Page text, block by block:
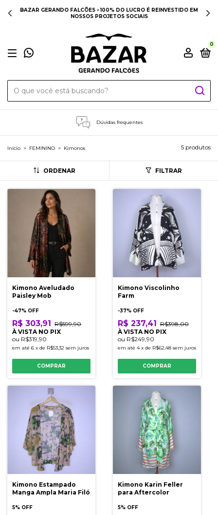
BAZAR GERANDO FALCÕES • 100% DO LUCRO É REINVESTIDO EM
NOSSOS PROJETOS SOCIAIS
0
Dúvidas frequentes
Início > FEMININO > Kimonos 5 produtos
ORDENAR FILTRAR
Kimono Aveludado
Paisley Mob
-47% OFF
R$ 303,91 R$599,90
À VISTA NO PIX
ou R$319,90
em até 6 x de R$53,32 sem juros
COMPRAR
Kimono Viscolinho
Farm
-37% OFF
R$ 237,41 R$398,00
À VISTA NO PIX
ou R$249,90
em até 4 x de R$62,48 sem juros
COMPRAR
Kimono Estampado
Manga Ampla Maria Filó
5% OFF
Kimono Karin Feller
para Aftercolor
5% OFF